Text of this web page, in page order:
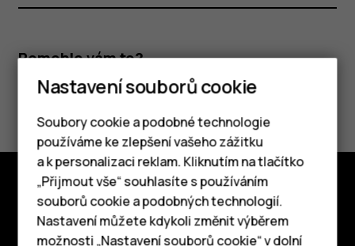
Chytré telefony
Tlačítkové telefony
Pomohlo vám to?
Ano Ne
Prozkoumat
O nás
Nastavení souborů cookie
Soubory cookie a podobné technologie
používáme ke zlepšení vašeho zážitku
a k personalizaci reklam. Kliknutím na tlačítko
„Přijmout vše“ souhlasíte s používáním
souborů cookie a podobných technologií.
Nastavení můžete kdykoli změnit výběrem
možnosti „Nastavení souborů cookie“ v dolní